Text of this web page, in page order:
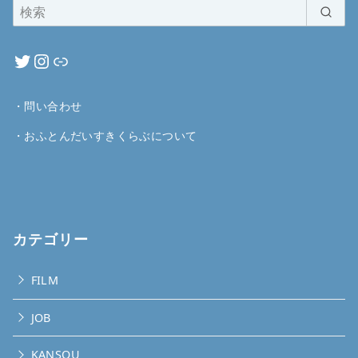
・ 問い合わせ
・ おふとんだいすきくらぶについて
カテゴリー
FILM
JOB
KANSOU